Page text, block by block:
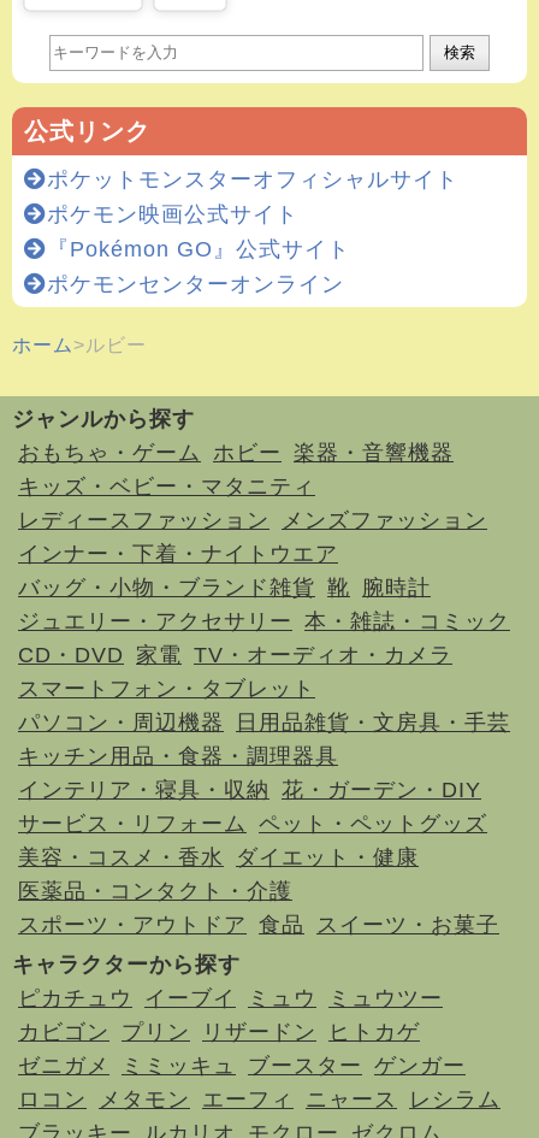
検索
公式リンク
ポケットモンスターオフィシャルサイト
ポケモン映画公式サイト
『Pokémon GO』公式サイト
ポケモンセンターオンライン
ホーム ルビー
ジャンルから探す
おもちゃ・ゲーム
ホビー
楽器・音響機器
キッズ・ベビー・マタニティ
レディースファッション
メンズファッション
インナー・下着・ナイトウエア
バッグ・小物・ブランド雑貨 靴 腕時計
ジュエリー・アクセサリー 本・雑誌・コミック
CD・DVD
家電 TV・オーディオ・カメラ
スマートフォン・タブレット
パソコン・周辺機器
日用品雑貨・文房具・手芸
キッチン用品・食器・調理器具
インテリア・寝具・収納 花・ガーデン・DIY
サービス・リフォーム ペット・ペットグッズ
美容・コスメ・香水
ダイエット・健康
医薬品・コンタクト・介護
スポーツ・アウトドア 食品
スイーツ・お菓子
キャラクターから探す
ピカチュウ
イーブイ ミュウ
ミュウツー
カビゴン
プリン リザードン
ヒトカゲ
ゼニガメ
ミミッキュ ブースター ゲンガー
ロコン
メタモン エーフィ ニャース
レシラム
ブラッキー
ルカリオ モクロー ゼクロム